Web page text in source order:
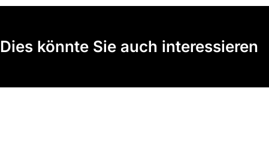
Dies könnte Sie auch interessieren